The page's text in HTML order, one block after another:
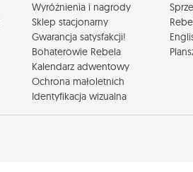
Wyróżnienia i nagrody
Sklep stacjonarny
Gwarancja satysfakcji!
Bohaterowie Rebela
Kalendarz adwentowy
Ochrona małoletnich
Identyfikacja wizualna